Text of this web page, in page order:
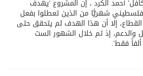
أحمد الكرد ، إن المشروع ‘يهدف
عامل فلسطيني شهريًّا من الذين تعطلوا بفعل
إلا أن هذا الهدف لم يتحقق حتى
والدعم، إذ تم خلال الشهور الست